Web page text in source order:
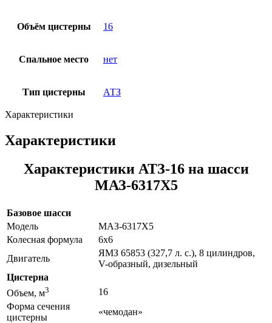
Объём цистерны 16
Спальное место нет
Тип цистерны АТЗ
Характеристики
Характеристики
Характеристики АТЗ-16 на шасси
МАЗ-6317Х5
Базовое шасси
Модель
МАЗ-6317Х5
Колесная формула
6х6
Двигатель
ЯМЗ 65853 (327,7 л. с.), 8 цилиндров,
V-образный, дизельный
Цистерна
Объем, м3
16
Форма сечения
цистерны
«чемодан»